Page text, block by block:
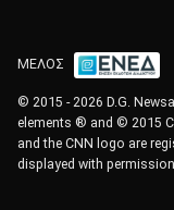
ΜΕΛΟΣ
© 2015 - 2026 D.G.
elements ® and © 2015
and the CNN logo are
displayed with permission